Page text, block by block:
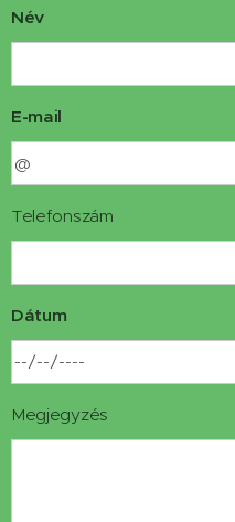
Név
E-mail
Telefonszám
Dátum
Megjegyzés